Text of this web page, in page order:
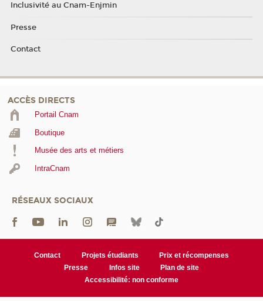
Inclusivité au Cnam-Enjmin
Presse
Contact
ACCÈS DIRECTS
Portail Cnam
Boutique
Musée des arts et métiers
IntraCnam
RÉSEAUX SOCIAUX
Contact Projets étudiants
Prix et récompenses
Presse
Infos site
Plan de site
Accessibilité: non conforme